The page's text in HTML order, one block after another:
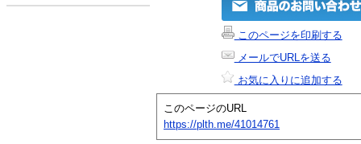
このページを印刷する
メールでURLを送る
お気に入りに追加する
このページのURL
https://plth.me/41014761